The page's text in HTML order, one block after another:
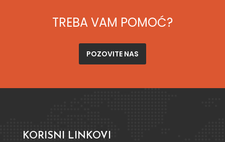
TREBA VAM POMOĆ?
POZOVITE NAS
KORISNI LINKOVI